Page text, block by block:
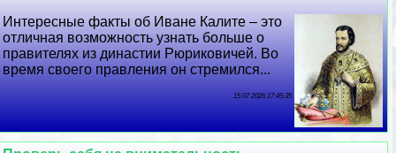
Интересные факты об Иване Калите – это
отличная возможность узнать больше о
правителях из династии Рюриковичей. Во
время своего правления он стремился...
15 07 2026 17:45:35